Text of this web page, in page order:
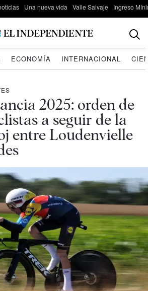
Una nueva vida Valle Salvaje Ingreso
ECONOMÍA INTERNACIONAL
2025: orden de
a seguir de la
entre Loudenvielle